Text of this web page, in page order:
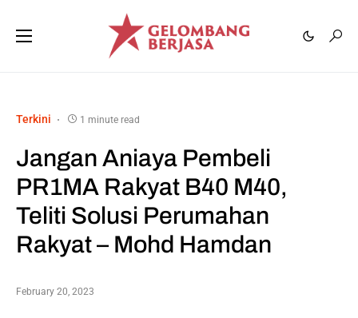
Terkini 1 minute read
Jangan Aniaya Pembeli
PR1MA Rakyat B40 M40,
Teliti Solusi Perumahan
Rakyat – Mohd Hamdan
February 20, 2023